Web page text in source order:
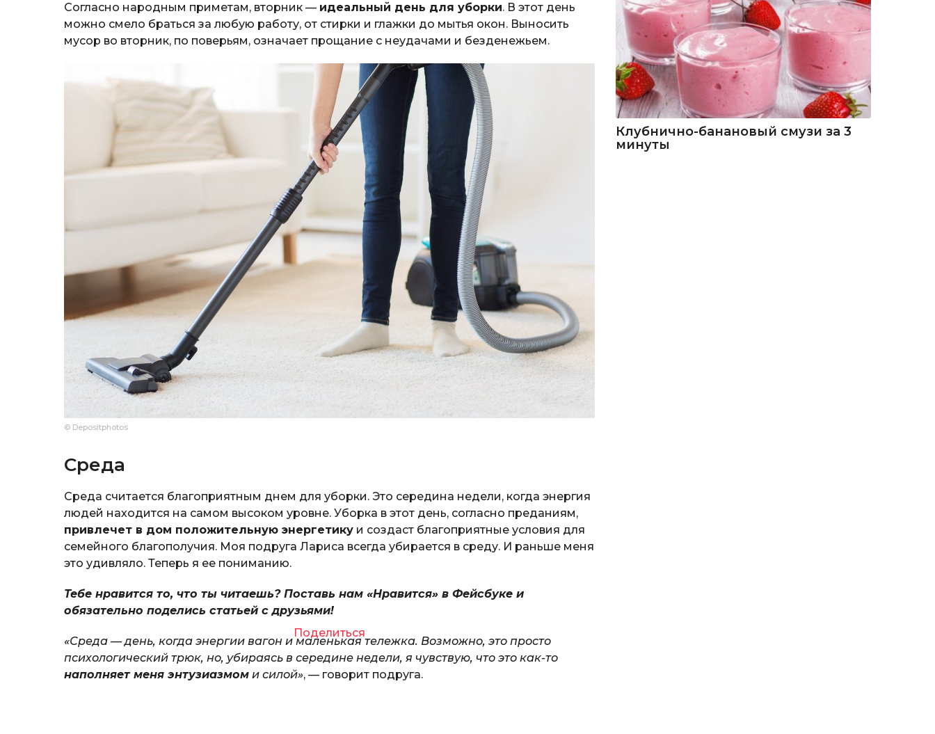
Согласно народным приметам, вторник — идеальный день для уборки. В этот день
можно смело браться за любую работу, от стирки и глажки до мытья окон. Выносить
мусор во вторник, по поверьям, означает прощание с неудачами и безденежьем.
© Depositphotos
Среда
Среда считается благоприятным днем для уборки. Это середина недели, когда энергия
людей находится на самом высоком уровне. Уборка в этот день, согласно преданиям,
привлечет в дом положительную энергетику и создаст благоприятные условия для
семейного благополучия. Моя подруга Лариса всегда убирается в среду. И раньше меня
это удивляло. Теперь я ее пониманию.
Тебе нравится то, что ты читаешь? Поставь нам «Нравится» в Фейсбуке и
обязательно поделись статьей с друзьями!
Поделиться
«Среда — день, когда энергии вагон и маленькая тележка. Возможно, это просто
психологический трюк, но, убираясь в середине недели, я чувствую, что это как-то
наполняет меня энтузиазмом и силой», — говорит подруга.
Клубнично-банановый смузи за 3
минуты